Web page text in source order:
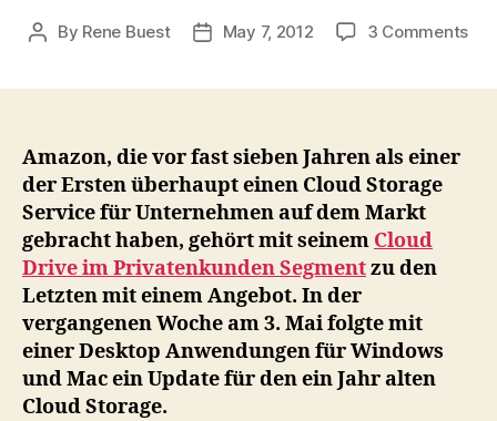
Post
By Rene Buest
PostMay 7, 2012 3 Commentson
Amazon, die vor fast sieben Jahren als einer
der Ersten überhaupt einen Cloud Storage
Service für Unternehmen auf dem Markt
gebracht haben, gehört mit seinem Cloud
Drive im Privatenkunden Segmentzu den
Letzten mit einem Angebot. In der
vergangenen Woche am 3. Mai folgte mit
einer Desktop Anwendungen für Windows
und Mac ein Update für den ein Jahr alten
Cloud Storage.